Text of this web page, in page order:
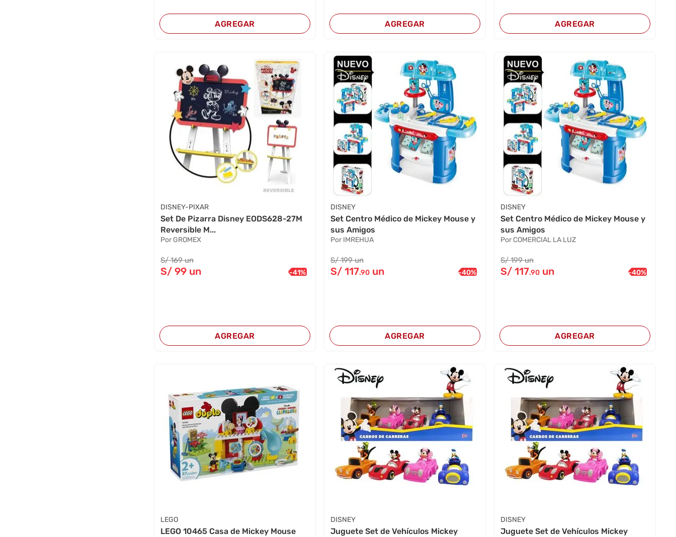
AGREGAR AGREGAR AGREGAR
DISNEY-PIXAR
Set De Pizarra Disney EODS628-27M
Reversible M...
Por GROMEX
S/169 un
S/99 un -41%
AGREGAR
DISNEY
Set Centro Médico de Mickey Mouse y
sus Amigos
Por IMREHUA
S/199 un
S/117.90 un -40%
AGREGAR
DISNEY
Set Centro Médico de Mickey Mouse y
sus Amigos
Por COMERCIAL LA LUZ
S/199 un
S/ 117.90 un -40%
AGREGAR
LEGO
LEGO 10465 Casa de Mickey Mouse
DISNEY
Juguete Set de Vehículos Mickey
DISNEY
Juguete Set de Vehículos Mickey